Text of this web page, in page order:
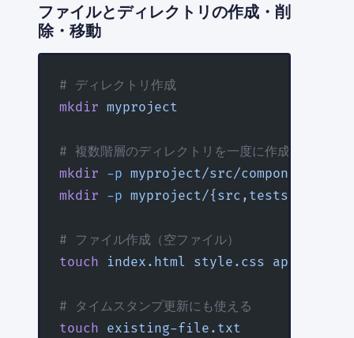
ファイルとディレクトリの作成・削
除・移動
# ディレクトリ作成
mkdir myproject
# 複数階層のディレクトリを一度に作成
mkdir -p myproject/src/components
mkdir -p myproject/{src,tests,docs}
# ファイル作成（空ファイル）
touch index.html style.css app.js
# タイムスタンプ更新にも使える
touch existing-file.txt